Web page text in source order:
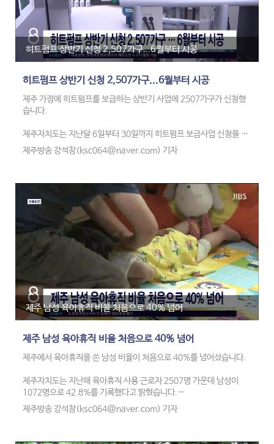
히트펌프 상반기 신청 2,507가구...6월부터 시공
히트펌프 상반기 신청 2,507가구...6월부터 시공
제주 가정에 히트펌프를 보급하는 상반기 사업에 2507가구가 신청했
습니다.
제주자치도는 지난달 6일부터 30일까지 히트펌프 보급사업 신청을 받
은 결과, 상반기 보급 목표 1042가구의 2배 넘게 신청자가 몰렸다고 밝
혔습니다.
이에따라 평가기준에 따라 고득점순으로 대상자를 선정하고, 다음달부
터 시공에 들어가 9월 안에 보급을 완료할 방침이라고 전했습니다.
제주방송 강석창(ksc064@naver.com) 기자
제주 남성 육아휴직 비율 처음으로 40% 넘어
제주 남성 육아휴직 비율 처음으로 40% 넘어
제주에서 육아휴직을 쓴 남성 비율이 처음으로 40%를 넘어섰습니다.
제주자치도는 지난해 육아휴직 사용 근로자 2507명 가운데 남성이
1072명으로 42.8%를 기록했다고 밝혔습니다.
남성 육아휴직 비율은 2023년 33.6%에서 2년 만에 10%포인트 가까
제주방송 강석창(ksc064@naver.com) 기자